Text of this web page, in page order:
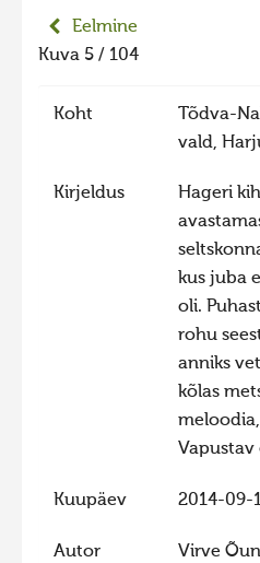
Liikuvad kuvad 2024
Hiite kuvavõistlus 2023
Hiite kuvavõistlus 2022
Liikuvad kuvad 2022
Hiite kuvavõistlus 2021
Liikuvad kuvad 2021
Hiite kuvavõistlus 2020
Liikuvad kuvad 2020
Hiite kuvavõistlus 2019
Eelmine
Kuva 5 / 104
Koht
Tõdva-
vald,
Kirjeldus
Hageri
kus juba
oli.
rohu
anniks
kõlas
Vapustav
Kuupäev 2014-09-
Autor Virve